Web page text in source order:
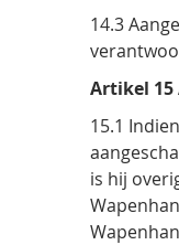
14.3
Artikel
15.1
is hij